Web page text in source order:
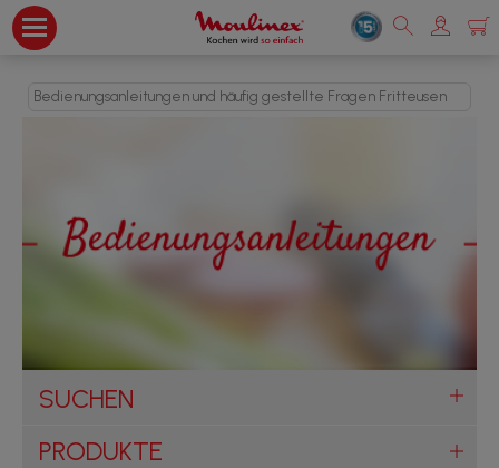
Bedienungsanleitungen und häufig gestellte Fragen Fritteusen
SUCHEN
PRODUKTE